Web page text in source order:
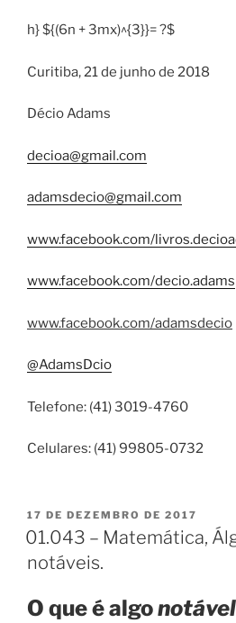
h} ${(6n + 3mx)^{3}}= ?$
Curitiba, 21 de junho de 2018
Décio Adams
decioa@gmail.com
adamsdecio@gmail.com
www.facebook.com/
www.facebook.com/decio.adams
www.facebook.com/adamsdecio
@AdamsDcio
Telefone: (41) 3019-4760
Celulares: (41) 99805-0732
PUBLICADO
EM
17 DE DEZEMBRO DE 2017
01.043 – Matemática,
notáveis.
O que é algo